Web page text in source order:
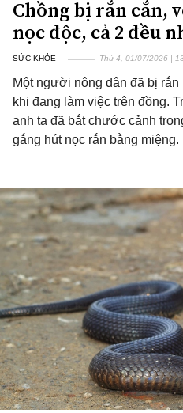
Chồng bị rắn cắn,
nọc độc, cả 2 đều
SỨC KHỎE Thứ 4, 01/07/2026 |
Một người nông dân đã bị
khi đang làm việc trên đồng.
anh ta đã bắt chước cảnh
gắng hút nọc rắn bằng miệng.